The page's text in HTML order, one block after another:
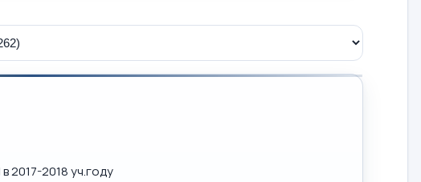
2017-2018 уч.году